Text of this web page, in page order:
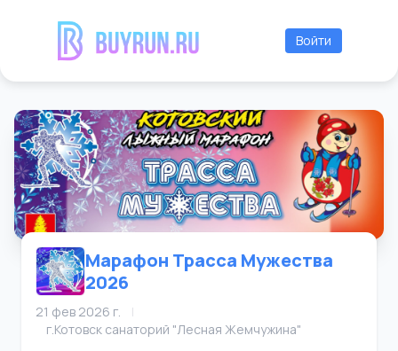
Войти
Марафон Трасса Мужества
2026
21 фев 2026 г.
|
г.Котовск санаторий "Лесная Жемчужина"